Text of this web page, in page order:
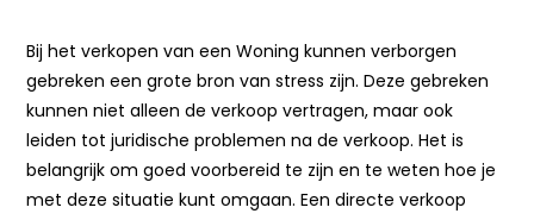
Bij het verkopen van een Woning kunnen verborgen
gebreken een grote bron van stress zijn. Deze gebreken
kunnen niet alleen de verkoop vertragen, maar ook
leiden tot juridische problemen na de verkoop. Het is
belangrijk om goed voorbereid te zijn en te weten hoe je
met deze situatie kunt omgaan. Een directe verkoop